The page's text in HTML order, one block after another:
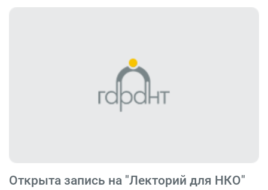
Открыта запись на "Лекторий для НКО"